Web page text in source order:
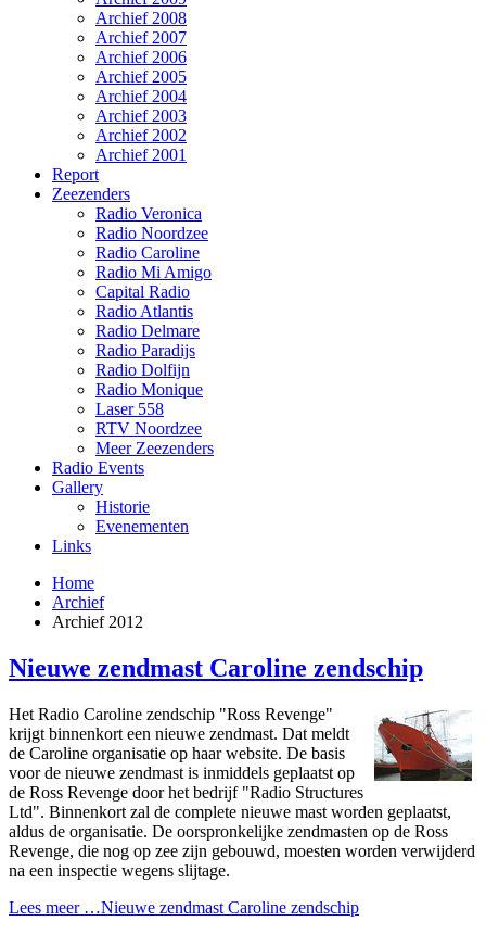
Archief 2008
Archief 2007
Archief 2006
Archief 2005
Archief 2004
Archief 2003
Archief 2002
Archief 2001
Report
Zeezenders
Radio Veronica
Radio Noordzee
Radio Caroline
Radio Mi Amigo
Capital Radio
Radio Atlantis
Radio Delmare
Radio Paradijs
Radio Dolfijn
Radio Monique
Laser 558
RTV Noordzee
Meer Zeezenders
Radio Events
Gallery
Historie
Evenementen
Links
Home
Archief
Archief 2012
Nieuwe zendmast Caroline zendschip
Het Radio Caroline zendschip "Ross Revenge"
krijgt binnenkort een nieuwe zendmast. Dat meldt
de Caroline organisatie op haar website. De basis
voor de nieuwe zendmast is inmiddels geplaatst op
de Ross Revenge door het bedrijf "Radio Structures
Ltd". Binnenkort zal de complete nieuwe mast worden geplaatst,
aldus de organisatie. De oorspronkelijke zendmasten op de Ross
Revenge, die nog op zee zijn gebouwd, moesten worden verwijderd
na een inspectie wegens slijtage.
Lees meer …Nieuwe zendmast Caroline zendschip